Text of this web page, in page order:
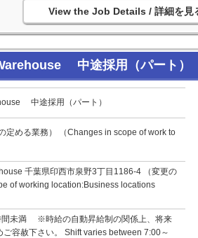
詳細を見
中途採用（パート）
中途採用（パート）
める業務） （Changes in scope of work to
千葉県印西市泉野3丁目1186-4 （変更の
of working location:Business locations
未満 ※時給の自動昇給制の関係上、将来
容赦下さい。 Shift varies between 7:00～